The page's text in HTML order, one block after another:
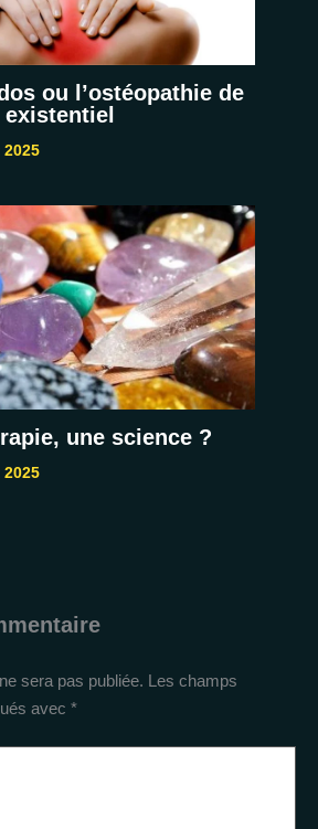
ou l’ostéopathie de
existentiel
une science ?
sera pas publiée. Les champs
avec *